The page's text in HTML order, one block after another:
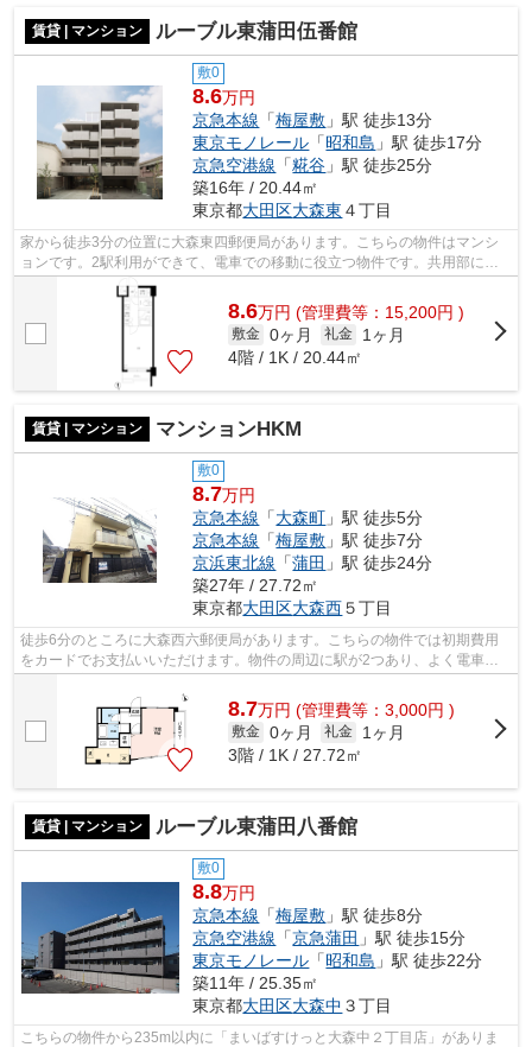
賃貸 | マンション ルーブル東蒲田伍番館
敷0
8.6万円
京急本線 「梅屋敷 」駅 徒歩13分
東京モノレール 「昭和島 」駅 徒歩17分
京急空港線 「糀谷 」駅 徒歩25分
築16年 / 20.44㎡
東京都大田区大森東 ４丁目
家から徒歩3分の位置に大森東四郵便局があります。こちらの物件はマンシ
ョンです。2駅利用ができて、電車での移動に役立つ物件です。共用部には
敷地内ごみ置き場・エレベータなどが揃...
8.6万円 (管理費等：15,200円 )
敷金 0ヶ月 礼金
1ヶ月
4階 / 1K / 20.44㎡
賃貸 | マンション マンションHKM
敷0
8.7万円
京急本線 「大森町 」駅 徒歩5分
京急本線 「梅屋敷 」駅 徒歩7分
京浜東北線 「蒲田 」駅 徒歩24分
築27年 / 27.72㎡
東京都大田区大森西５丁目
徒歩6分のところに大森西六郵便局があります。こちらの物件では初期費用
をカードでお支払いいただけます。物件の周辺に駅が2つあり、よく電車を
8.7万円 (管理費等：3,000円 )
敷金 0ヶ月 礼金
1ヶ月
3階 / 1K / 27.72㎡
賃貸 | マンション ルーブル東蒲田八番館
敷0
8.8万円
京急本線 「梅屋敷 」駅 徒歩8分
京急空港線 「京急蒲田 」駅 徒歩15分
東京モノレール 「昭和島 」駅 徒歩22分
築11年 / 25.35㎡
東京都大田区大森中 ３丁目
こちらの物件から235m以内に「まいばすけっと大森中２丁目店」がありま